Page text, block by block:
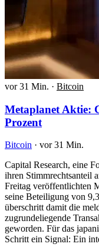
vor 31 Min. · Bitcoin
Metaplanet Aktie:
Prozent
Bitcoin · vor 31 Min.
Capital Research, eine
ihren Stimmrechtsanteil
Freitag veröffentlichten
seine Beteiligung von
überschritt damit die
zugrundeliegende
geworden. Für das
Schritt ein Signal: Ein